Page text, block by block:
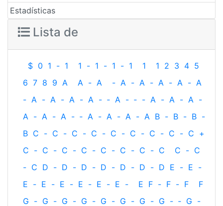
Estadísticas
Lista de
$ 0 1 - 1 1 - 1 - 1 - 1 1 1 2 3 4 5
6 7 8 9 A A - A - A - A - A - A - A
- A - A - A - A - ‐ A - ‐ - A - A - A -
A - A - A - ‐ A - A - A - A B - B - B -
B C - C - C - C - C - C - C - C - C +
C - C - C - C - C - C - C - C C - C
- C D - D - D - D - D - D - D E - E -
E - E - E - E - E - E - E F - F - F
F
G - G - G - G - G - G - G - G - ‐ G -